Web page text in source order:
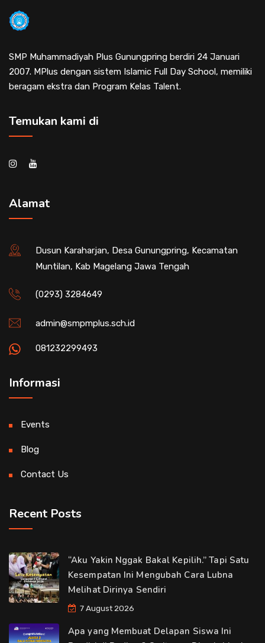
SMP Muhammadiyah Plus Gunungpring berdiri 24 Januari
2007. MPlus dengan sistem Islamic Full Day School, memiliki
beragam ekstra dan Program Kelas Talent.
Temukan kami di
Alamat
Dusun Karaharjan, Desa Gunungpring, Kecamatan
Muntilan, Kab Magelang Jawa Tengah
(0293) 3284649
admin@smpmplus.sch.id
081232299493
Informasi
Events
Blog
Contact Us
Recent Posts
“Aku Yakin Nggak Bakal Kepilih.” Tapi Satu
Kesempatan Ini Mengubah Cara Lubna
Melihat Dirinya Sendiri
7 August 2026
Apa yang Membuat Delapan Siswa Ini